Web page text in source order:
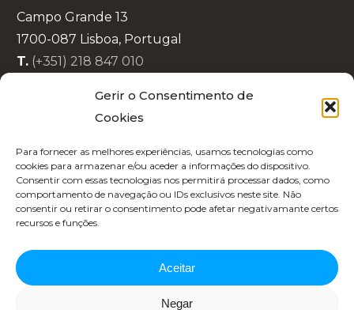
Gerir o Consentimento de
Cookies
Para fornecer as melhores experiências, usamos tecnologias como
cookies para armazenar e/ou aceder a informações do dispositivo.
Consentir com essas tecnologias nos permitirá processar dados, como
comportamento de navegação ou IDs exclusivos neste site. Não
consentir ou retirar o consentimento pode afetar negativamante certos
recursos e funções.
Aceitar
Negar
Campo Grande 13
1700-087 Lisboa, Portugal
T. (+351) 218 847 010
Política de Cookies
Código de Conduta
Recrutamento